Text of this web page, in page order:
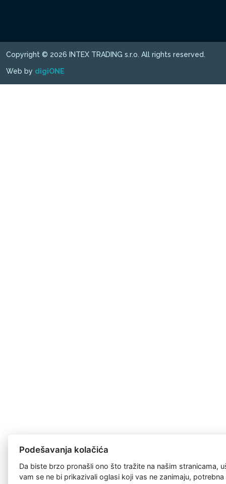
Copyright © 2026 INTEX TRADING s.r.o. All rights reserved.
Web by digiONE
Podešavanja kolačića
Da biste brzo pronašli ono što tražite na našim stranicama,
vam se ne bi prikazivali oglasi koji vas ne zanimaju,